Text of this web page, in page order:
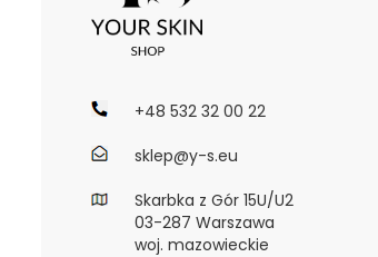
+48 532 32 00 22
sklep@y-s.eu
Skarbka z Gór 15U/U2
03-287 Warszawa
woj. mazowieckie